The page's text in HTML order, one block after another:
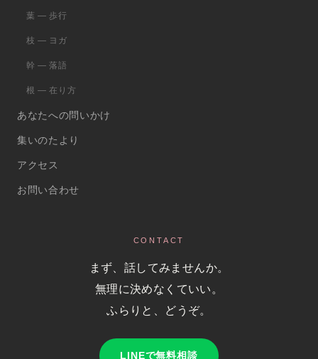
葉 ― 歩行
枝 ― ヨガ
幹 ― 落語
根 ― 在り方
あなたへの問いかけ
集いのたより
アクセス
お問い合わせ
CONTACT
まず、話してみませんか。
無理に決めなくていい。
ふらりと、どうぞ。
LINEで無料相談